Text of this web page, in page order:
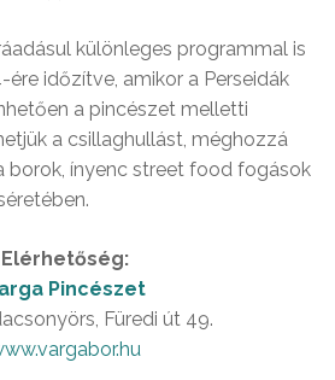
különleges programmal is
ére időzítve, amikor a Perseidák
a pincészet melletti
a csillaghullást, méghozzá
borok, ínyenc street food fogások
Elérhetőség:
Pincészet
Füredi út 49.